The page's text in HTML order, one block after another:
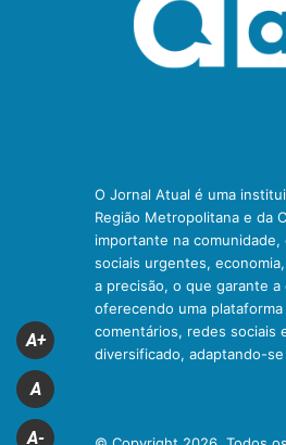
O Jornal Atual é uma
Região Metropolitana e da
importante na
sociais urgentes,
a precisão, o que garante
oferecendo uma
comentários, redes sociais
diversificado, adaptando-
A+
A
A-